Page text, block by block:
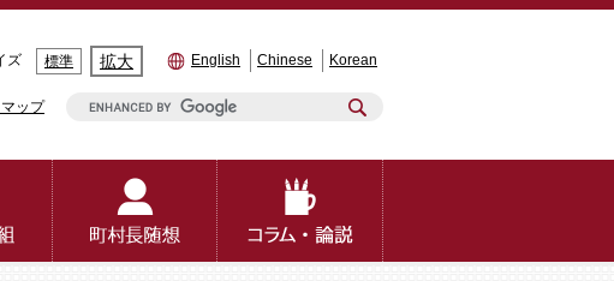
ズ 標準 拡大 English Chinese Korean
ップ